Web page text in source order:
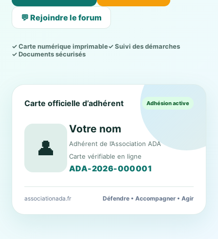
💬 Rejoindre le forum
✓ Carte numérique imprimable✓ Suivi des démarches
✓ Documents sécurisés
Carte officielle d’adhérent Adhésion active
👤
Votre nom
Adhérent de l’Association ADA
Carte vérifiable en ligne
ADA-2026-000001
associationada.fr Défendre • Accompagner • Agir